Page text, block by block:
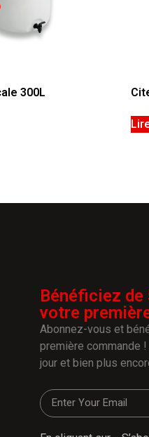
300L
Bénéficiez de
votre
Abonnez-vous et
première commande
jour et bien plus